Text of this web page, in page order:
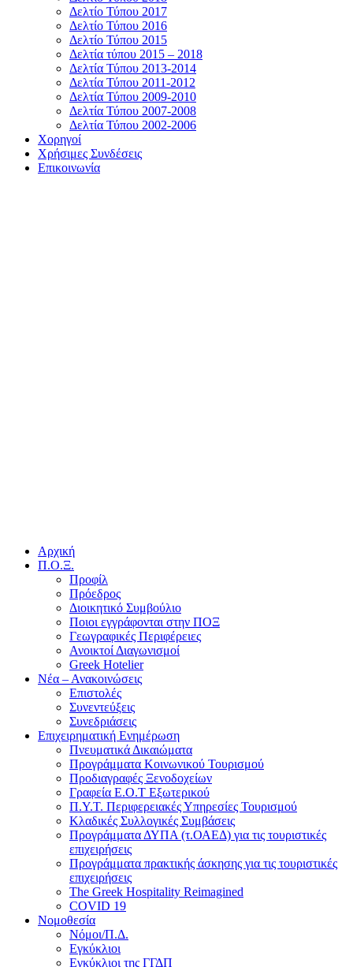
Δελτίο Τύπου 2017
Δελτίο Τύπου 2016
Δελτίο Τύπου 2015
Δελτία τύπου 2015 – 2018
Δελτία Τύπου 2013-2014
Δελτία Τύπου 2011-2012
Δελτία Τύπου 2009-2010
Δελτία Τύπου 2007-2008
Δελτία Τύπου 2002-2006
Χορηγοί
Χρήσιμες Συνδέσεις
Επικοινωνία
Αρχική
Π.Ο.Ξ.
Προφίλ
Πρόεδρος
Διοικητικό Συμβούλιο
Ποιοι εγγράφονται στην ΠΟΞ
Γεωγραφικές Περιφέρειες
Ανοικτοί Διαγωνισμoί
Greek Hotelier
Νέα – Ανακοινώσεις
Επιστολές
Συνεντεύξεις
Συνεδριάσεις
Επιχειρηματική Ενημέρωση
Πνευματικά Δικαιώματα
Προγράμματα Κοινωνικού Τουρισμού
Προδιαγραφές Ξενοδοχείων
Γραφεία Ε.Ο.Τ Εξωτερικού
Π.Υ.Τ. Περιφερειακές Υπηρεσίες Τουρισμού
Κλαδικές Συλλογικές Συμβάσεις
Προγράμματα ΔΥΠΑ (τ.ΟΑΕΔ) για τις τουριστικές
επιχειρήσεις
Προγράμματα πρακτικής άσκησης για τις τουριστικές
επιχειρήσεις
The Greek Hospitality Reimagined
COVID 19
Νομοθεσία
Νόμοι/Π.Δ.
Εγκύκλιοι
Εγκύκλιοι της ΓΓΔΠ